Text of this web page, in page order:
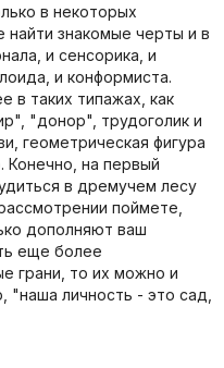
в некоторых
знакомые черты и в
и сенсорика, и
и конформиста.
в таких типажах, как
"донор", трудоголик и
геометрическая фигура
Конечно, на первый
в дремучем лесу
поймете,
дополняют ваш
еще более
грани, то их можно и
"наша личность - это сад,